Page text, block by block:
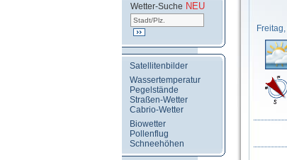
Wetter-Suche NEU
Satellitenbilder
Wassertemperatur
Pegelstände
Straßen-Wetter
Cabrio-Wetter
Biowetter
Pollenflug
Schneehöhen
Freitag,